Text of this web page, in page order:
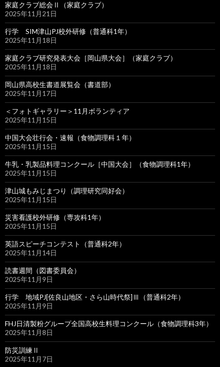
家庭クラブ総会Ⅱ（家庭クラブ）
2025年11月21日
行学 SIM津山PJ校外研修（普通科1年）
2025年11月18日
家庭クラブ研究発表大会［岡山県大会］（家庭クラブ）
2025年11月18日
岡山県高校生書道展覧会（書道部）
2025年11月17日
＜フォトギャラリー＞11月ボランティア
2025年11月15日
中国大会壮行会・速報（食物調理科１年）
2025年11月15日
牛乳・乳製品料理コンクール［中国大会］（食物調理科1年）
2025年11月15日
津山城もみじまつり（調理研究同好会）
2025年11月15日
災害看護校外研修（専攻科1年）
2025年11月15日
英語スピーチコンテスト（普通科2年）
2025年11月14日
読書週間（図書委員会）
2025年11月9日
行学 地域PJ[佐良山地区・さら山時代祭]Ⅲ（普通科2年）
2025年11月9日
FHJ日清製粉グループ全国高校生料理コンクール（食物調理科3年）
2025年11月8日
防災訓練Ⅱ
2025年11月7日